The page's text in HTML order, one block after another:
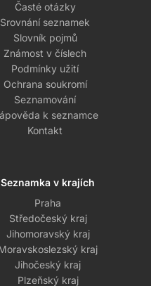
Časté otázky
Srovnání seznamek
Slovník pojmů
Známost v číslech
Podmínky užití
Ochrana soukromí
Seznamování
k seznamce
Kontakt
Seznamka v krajích
Praha
Středočeský kraj
Jihomoravský kraj
kraj
Jihočeský kraj
Plzeňský kraj